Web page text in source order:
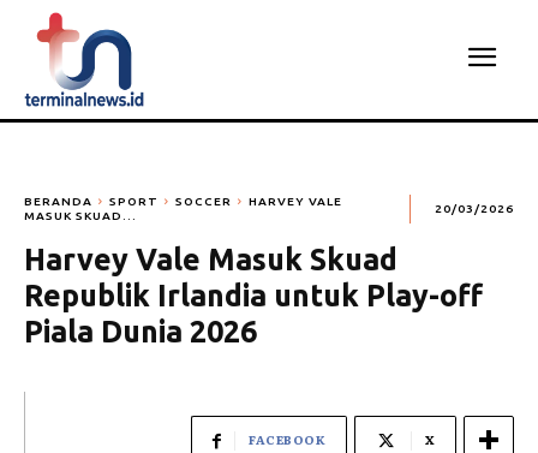
BERANDA SPORT SOCCER
HARVEY VALE
MASUK SKUAD...
20/03/2026
Harvey Vale Masuk Skuad
Republik Irlandia untuk Play-off
Piala Dunia 2026
FACEBOOK X